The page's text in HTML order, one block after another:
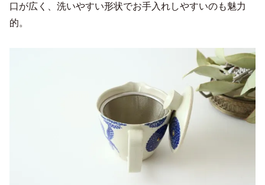
口が広く、洗いやすい形状でお手入れしやすいのも魅力
的。